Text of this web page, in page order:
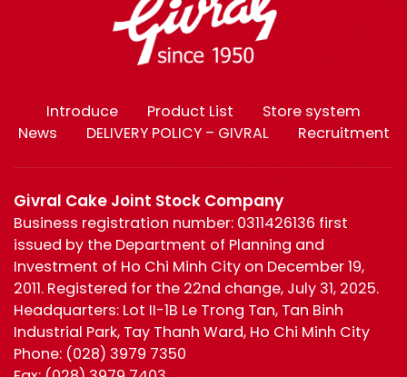
Introduce Product List
Store system
News
DELIVERY POLICY – GIVRAL Recruitment
Givral Cake Joint Stock Company
Business registration number: 0311426136 first
issued by the Department of Planning and
Investment of Ho Chi Minh City on December 19,
2011. Registered for the 22nd change, July 31, 2025.
Headquarters: Lot II-1B Le Trong Tan, Tan Binh
Industrial Park, Tay Thanh Ward, Ho Chi Minh City
Phone: (028) 3979 7350